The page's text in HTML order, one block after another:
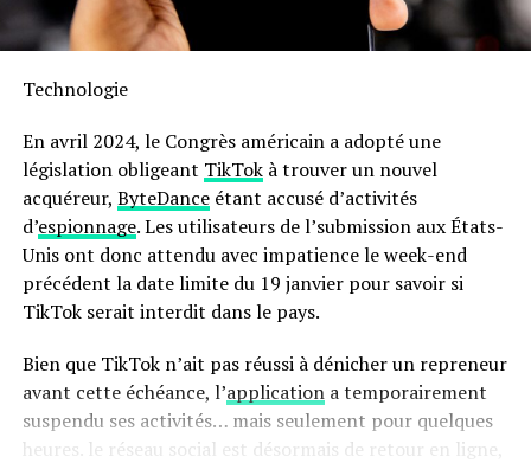
Sa capacité généreuse permet non seulement la
moins énergivore et presque deux fois plus rapide qu’un
tactile facilite son utilisation quotidienne.
en outre, le panier antiadhésif compatible lave-vaisselle
simplifie grandement l’entretien après chaque
utilisation. N’oubliez pas qu’il s’agit là encore d’une
offre temporaire ; ne tardez donc pas si vous souhaitez
profiter du meilleur prix possible sur cette friteuse
Pour accéder à cette remise exceptionnelle :
Technologie
En avril 2024, le Congrès américain a adopté une
législation obligeant TikTokà trouver un nouvel
acquéreur, ByteDanceétant accusé d’activités
d’espionnage. Les utilisateurs de l’submission aux États-
Unis ont donc attendu avec impatience le week-end
précédent la date limite du 19 janvier pour savoir si
TikTok serait interdit dans le pays.
Bien que TikTok n’ait pas réussi à dénicher un repreneur
avant cette échéance, l’applicationa temporairement
suspendu ses activités… mais seulement pour quelques
heures. le réseau social est désormais de retour en ligne,